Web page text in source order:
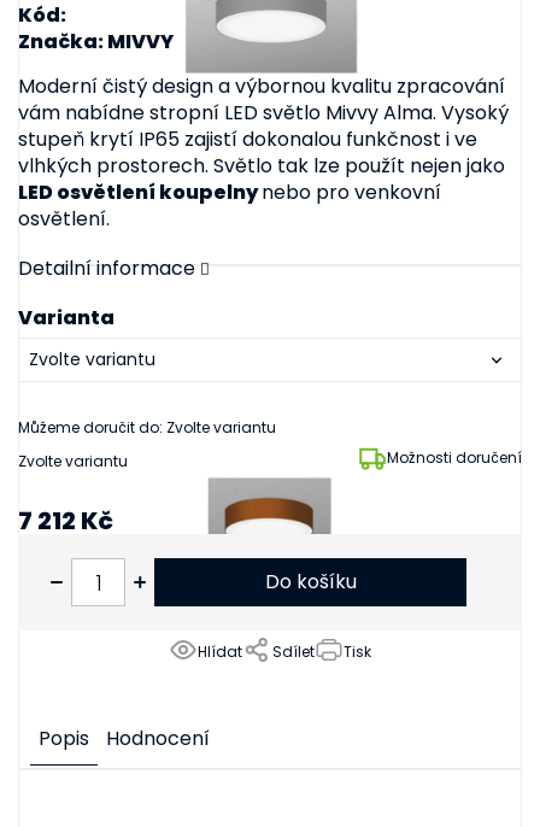
Kód:
Značka: MIVVY
Zvolte variantu Možnosti doručení
Varianta
Můžeme doručit do: Zvolte variantu
Moderní čistý design a výbornou kvalitu zpracování
vám nabídne stropní LED světlo Mivvy Alma. Vysoký
stupeň krytí IP65 zajistí dokonalou funkčnost i ve
vlhkých prostorech. Světlo tak lze použít nejen jako
LED osvětlení koupelnynebo pro venkovní
osvětlení.
Detailní informace
Tisk
Hlídat Sdílet
7 212 Kč
Do košíku
Popis Hodnocení